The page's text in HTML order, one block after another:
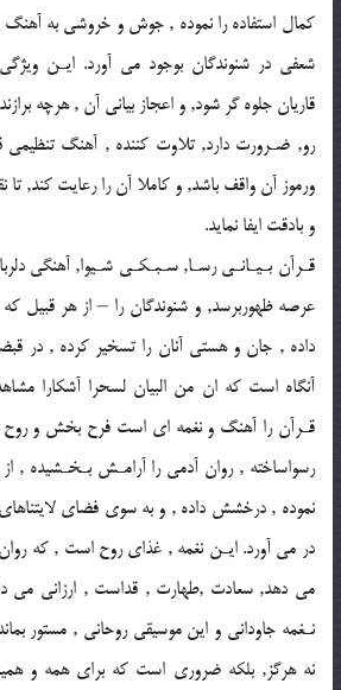
كمال استفاده را نموده , جوش و خروشى به
شعفى در شنوندگان بوجود مى آورد. ايـن
قاريان جلوه گر شود, و اعجاز بيانى آن , هرچه
رو, ضـرورت دارد, تلاوت كننده , آهنگ تنظيمى
ورموز آن واقف باشد, و كاملا آن را رعايت كند, تا
و بادقت ايفا نمايد.
قـرآن بـيـانـى رسـا, سـبـكـى شـيوا, آهنگى
عرصه ظهوربرسد, و شنوندگان را – از هر قبيل كه
داده , جان و هستى آنان را تسخير كرده , در
آنگاه است كه ان من البيان لسحرا آشكارا
قـرآن را آهنگ و نغمه اى است فرح بخش و روح
رسواساخته , روان آدمى را آرامـش بـخـشيده , از
نموده , درخشش داده , و به سوى فضاى لايتناهاى
در مى آورد. ايـن نغمه , غذاى روح است , كه
مى دهد, سعادت ,طهارت , قداست , ارزانى مى
نـغمه جاودانى و اين موسيقى روحانى , مستور
نه هرگز, بلكه ضرورى است كه براى همه و